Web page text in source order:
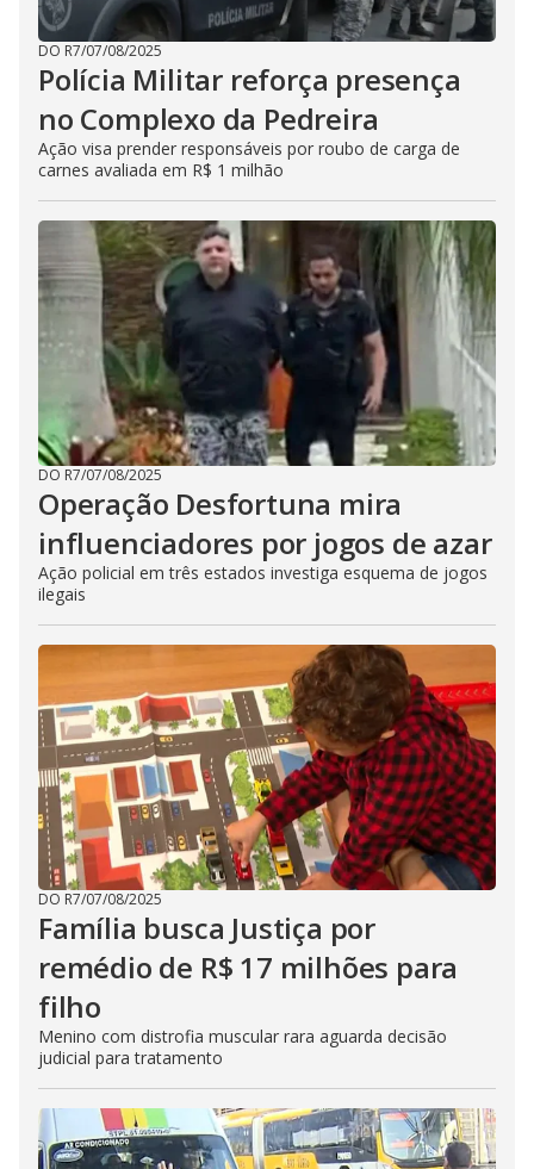
DO R7/07/08/2025
Polícia Militar reforça presença
no Complexo da Pedreira
Ação visa prender responsáveis por roubo de carga de
carnes avaliada em R$ 1 milhão
DO R7/07/08/2025
Operação Desfortuna mira
influenciadores por jogos de azar
Ação policial em três estados investiga esquema de jogos
ilegais
DO R7/07/08/2025
Família busca Justiça por
remédio de R$ 17 milhões para
filho
Menino com distrofia muscular rara aguarda decisão
judicial para tratamento